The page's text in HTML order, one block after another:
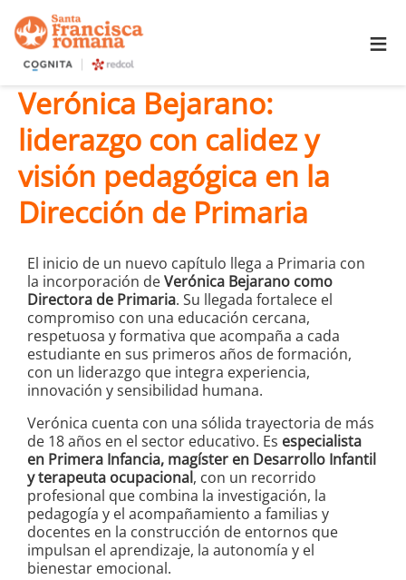
≡
Verónica Bejarano:
liderazgo con calidez y
visión pedagógica en la
Dirección de Primaria
El inicio de un nuevo capítulo llega a Primaria con
la incorporación deVerónica Bejarano como
Directora de Primaria. Su llegada fortalece el
compromiso con una educación cercana,
respetuosa y formativa que acompaña a cada
estudiante en sus primeros años de formación,
con un liderazgo que integra experiencia,
innovación y sensibilidad humana.
Verónica cuenta con una sólida trayectoria de más
de 18 años en el sector educativo. Es especialista
en Primera Infancia, magíster en Desarrollo Infantil
y terapeuta ocupacional, con un recorrido
profesional que combina la investigación, la
pedagogía y el acompañamiento a familias y
docentes en la construcción de entornos que
impulsan el aprendizaje, la autonomía y el
bienestar emocional.